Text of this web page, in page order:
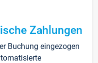
Zahlungen
Buchung eingezogen